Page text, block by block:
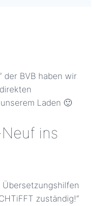
der BVB haben wir
Laden 🙂
ins
Übersetzungshilfen
zuständig!“